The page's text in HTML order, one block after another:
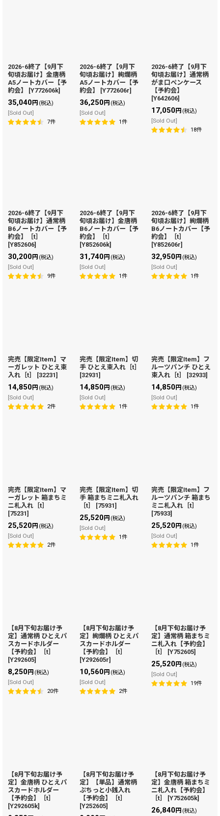
2026-6終了【9月下
旬頃お届け】金唐柄
A5ノートカバー【予
約会】
[Y772606k]
35,040円 (税込)
[Sold Out]
7件
2026-6終了【9月下
旬頃お届け】絢爛柄
A5ノートカバー【予
約会】
[Y772606r]
36,250円 (税込)
[Sold Out]
1件
2026-6終了【9月下
旬頃お届け】通常柄
がま口ペンケース
【予約会】
[Y642606]
17,050円 (税込)
[Sold Out]
18件
2026-6終了【9月下
旬頃お届け】通常柄
B6ノートカバー【予
約会】［t］
[Y852606]
30,200円 (税込)
[Sold Out]
9件
2026-6終了【9月下
旬頃お届け】金唐柄
B6ノートカバー【予
約会】［t］
[Y852606k]
31,740円 (税込)
[Sold Out]
1件
2026-6終了【9月下
旬頃お届け】絢爛柄
B6ノートカバー【予
約会】［t］
[Y852606r]
32,950円 (税込)
[Sold Out]
1件
完売【限定Item】マ
ーガレット ひとえ束
入れ［t］
[32231]
14,850円 (税込)
[Sold Out]
2件
完売【限定Item】切
手 ひとえ束入れ［t］
[32931]
14,850円 (税込)
[Sold Out]
1件
完売【限定Item】フ
ルーツパンチ ひとえ
束入れ［t］
[32933]
14,850円 (税込)
[Sold Out]
1件
完売【限定Item】マ
ーガレット 箱まちミ
ニ札入れ［t］
[75231]
25,520円 (税込)
[Sold Out]
2件
完売【限定Item】切
手 箱まちミニ札入れ
［t］
[75931]
25,520円 (税込)
[Sold Out]
1件
完売【限定Item】フ
ルーツパンチ 箱まち
ミニ札入れ［t］
[75933]
25,520円 (税込)
[Sold Out]
1件
【8月下旬お届け予
定】通常柄 ひとえパ
スカードホルダー
【予約会】［t］
[Y292605]
8,250円 (税込)
[Sold Out]
20件
【8月下旬お届け予
定】絢爛柄 ひとえパ
スカードホルダー
【予約会】［t］
[Y292605r]
10,560円 (税込)
[Sold Out]
2件
【8月下旬お届け予
定】通常柄 箱まちミ
ニ札入れ【予約会】
［t］
[Y752605]
25,520円 (税込)
[Sold Out]
19件
【8月下旬お届け予
定】金唐柄 ひとえパ
スカードホルダー
【予約会】［t］
[Y292605k]
【8月下旬お届け予
定】【単品】通常柄
ぷちっと小銭入れ
【予約会】［t］
[Y252605]
【8月下旬お届け予
定】金唐柄 箱まちミ
ニ札入れ【予約会】
［t］
[Y752605k]
26,840円 (税込)